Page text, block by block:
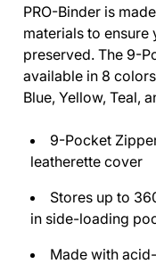
PRO-Binder is
materials to
preserved. The 9-
available in 8
Blue, Yellow, Teal,
9-Pocket
leatherette cover
Stores up to
in side-loading
Made with